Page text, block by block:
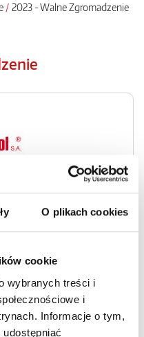
O plikach cookies
cookie
wybranych treści i
i
Informacje o tym,
2023 - Walne Zgromadzenie